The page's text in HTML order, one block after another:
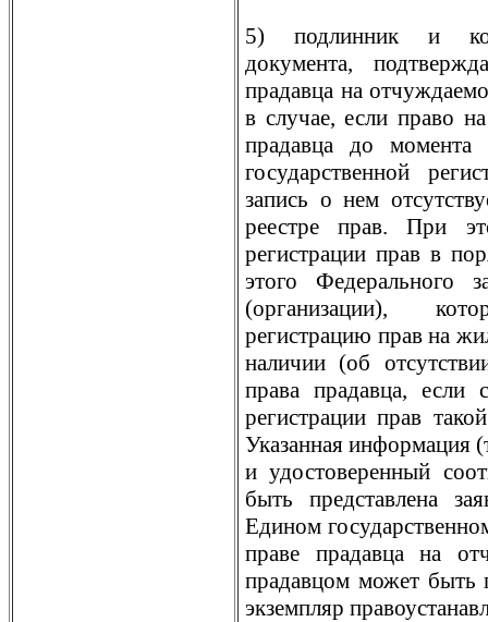
5) подлинник и
документа,
прадавца на
в случае, если право
прадавца до
государственной
запись о нем
реестре прав. При
регистрации прав в
этого Федерального
(организации),
регистрацию прав на
наличии (об
права прадавца,
регистрации прав
Указанная информация
и удостоверенный
быть представлена
Едином
праве прадавца на
прадавцом может быть
экземпляр